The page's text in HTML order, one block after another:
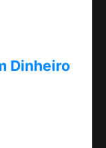
Dinheiro